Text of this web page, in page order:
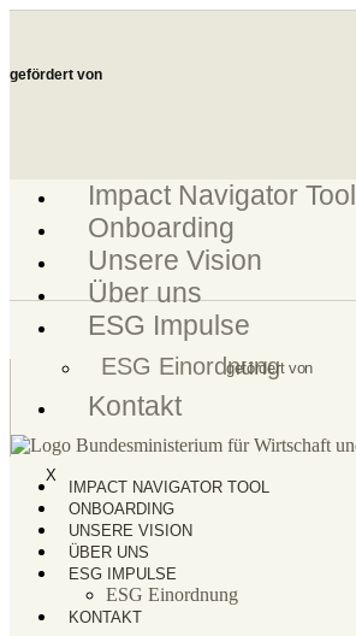
gefördert von
Impact Navigator Tool
Onboarding
Unsere Vision
Über uns
ESG Impulse
ESG Einordnung
Kontakt
X
gefördert von
IMPACT NAVIGATOR TOOL
ONBOARDING
UNSERE VISION
ÜBER UNS
ESG IMPULSE
ESG Einordnung
KONTAKT